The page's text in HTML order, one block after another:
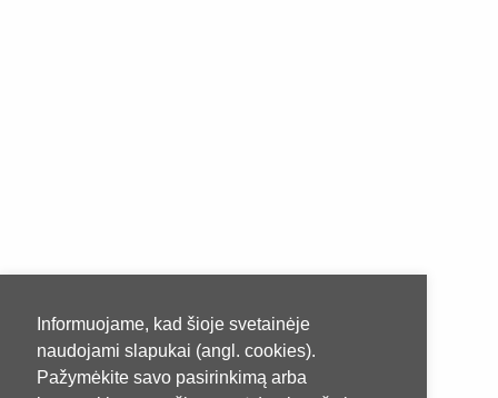
Informuojame, kad šioje svetainėje
naudojami slapukai (angl. cookies).
Pažymėkite savo pasirinkimą arba